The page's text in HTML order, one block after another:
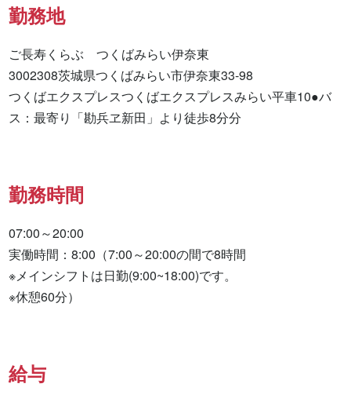
勤務地
ご長寿くらぶ　つくばみらい伊奈東
3002308茨城県つくばみらい市伊奈東33-98
つくばエクスプレスつくばエクスプレスみらい平車10●バ
ス：最寄り「勘兵ヱ新田」より徒歩8分分
勤務時間
07:00～20:00
実働時間：8:00（7:00～20:00の間で8時間
※メインシフトは日勤(9:00~18:00)です。
※休憩60分）
給与